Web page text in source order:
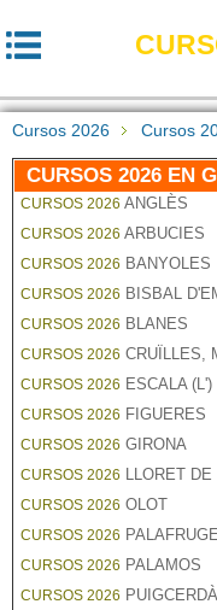
Cursos 2026 Cursos
CURSOS 2026 EN
CURSOS 2026 ANGLÈS
CURSOS 2026 ARBUCIES
CURSOS 2026 BANYOLES
CURSOS 2026 BISBAL
CURSOS 2026 BLANES
CURSOS 2026 CRUÏLLES,
CURSOS 2026 ESCALA (L')
CURSOS 2026 FIGUERES
CURSOS 2026 GIRONA
CURSOS 2026 LLORET DE
CURSOS 2026 OLOT
CURSOS 2026
CURSOS 2026 PALAMOS
CURSOS 2026 PUIGCERDÀ